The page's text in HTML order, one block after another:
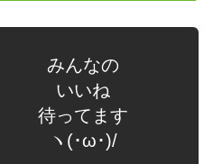
みんなの
いいね
待ってます
ヽ(･ω･)/